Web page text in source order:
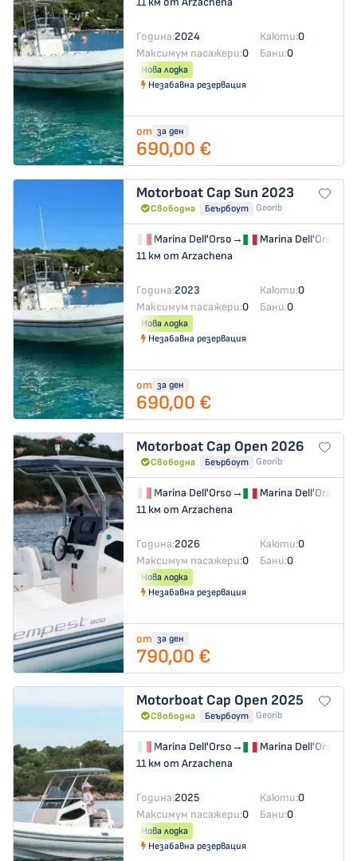
Година:2024 Каюти:0
Максимум пасажери:0 Бани:0
Нова лодка
Незабавна резервация
от за ден
690,00 €
Motorboat Cap Sun 2023
Свободна Беърбоут Georib
Marina Dell'Orso→
Marina Dell'Orso
11 км от Arzachena
Година:2023 Каюти:0
Максимум пасажери:0 Бани:0
Нова лодка
Незабавна резервация
от за ден
690,00 €
Motorboat Cap Open 2026
Свободна Беърбоут Georib
Marina Dell'Orso→
Marina Dell'Orso
11 км от Arzachena
Година:2026 Каюти:0
Максимум пасажери:0 Бани:0
Нова лодка
Незабавна резервация
от за ден
790,00 €
Motorboat Cap Open 2025
Свободна Беърбоут Georib
Marina Dell'Orso→
Marina Dell'Orso
11 км от Arzachena
Година:2025 Каюти:0
Максимум пасажери:0 Бани:0
Нова лодка
Незабавна резервация